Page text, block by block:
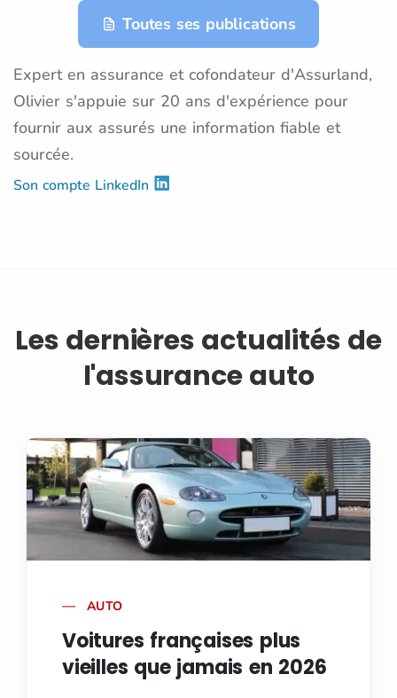
Toutes ses publications
Expert en assurance et cofondateur d'Assurland,
Olivier s'appuie sur 20 ans d'expérience pour
fournir aux assurés une information fiable et
sourcée.
Son compte LinkedIn
Les dernières actualités de
l'assurance auto
AUTO
Voitures françaises plus
vieilles que jamais en 2026